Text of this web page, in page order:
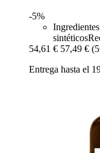
-5%
54,61 € 57,49 €
Entrega hasta el